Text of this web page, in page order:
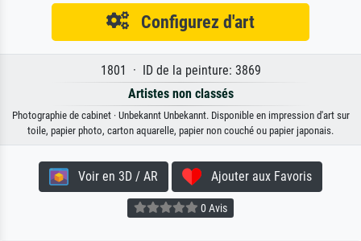
Configurez d'art
1801 · ID de la peinture: 3869
Artistes non classés
Photographie de cabinet · Unbekannt Unbekannt. Disponible en impression d'art sur
toile, papier photo, carton aquarelle, papier non couché ou papier japonais.
Voir en 3D / AR Ajouter aux Favoris
0 Avis